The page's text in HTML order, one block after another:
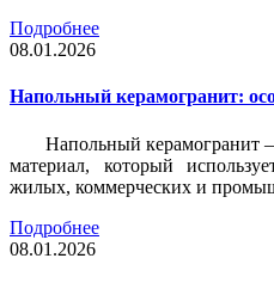
Подробнее
08.01.2026
Напольный керамогранит:
Напольный керамогранит
материал, который
жилых, коммерческих и
Подробнее
08.01.2026